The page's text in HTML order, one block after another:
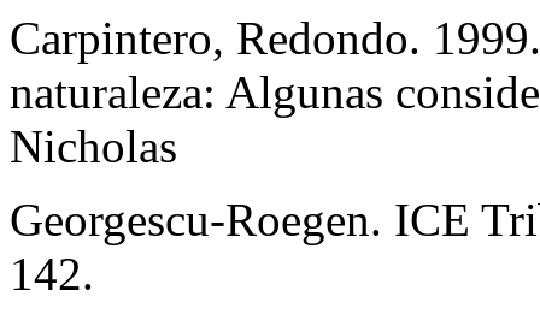
Carpintero, Redondo.
naturaleza: Algunas
Nicholas
Georgescu-Roegen. ICE
142.